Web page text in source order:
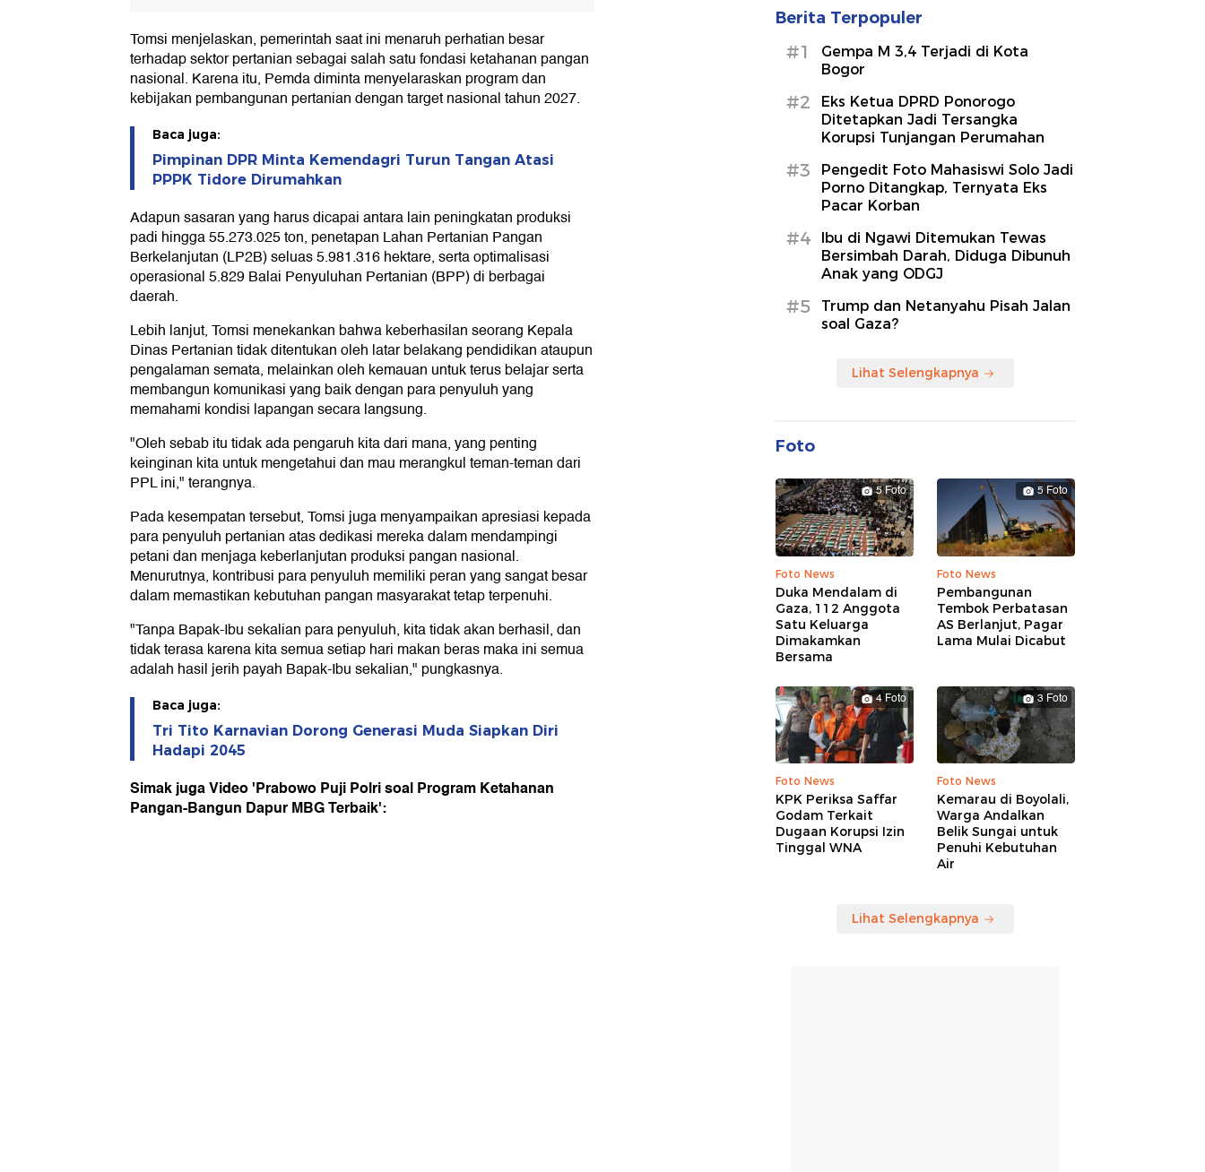
Tomsi menjelaskan, pemerintah saat ini menaruh perhatian besar
terhadap sektor pertanian sebagai salah satu fondasi ketahanan pangan
nasional. Karena itu, Pemda diminta menyelaraskan program dan
kebijakan pembangunan pertanian dengan target nasional tahun 2027.
Baca juga:
Pimpinan DPR Minta Kemendagri Turun Tangan Atasi
PPPK Tidore Dirumahkan
Adapun sasaran yang harus dicapai antara lain peningkatan produksi
padi hingga 55.273.025 ton, penetapan Lahan Pertanian Pangan
Berkelanjutan (LP2B) seluas 5.981.316 hektare, serta optimalisasi
operasional 5.829 Balai Penyuluhan Pertanian (BPP) di berbagai
daerah.
Lebih lanjut, Tomsi menekankan bahwa keberhasilan seorang Kepala
Dinas Pertanian tidak ditentukan oleh latar belakang pendidikan ataupun
pengalaman semata, melainkan oleh kemauan untuk terus belajar serta
membangun komunikasi yang baik dengan para penyuluh yang
memahami kondisi lapangan secara langsung.
"Oleh sebab itu tidak ada pengaruh kita dari mana, yang penting
keinginan kita untuk mengetahui dan mau merangkul teman-teman dari
PPL ini," terangnya.
Pada kesempatan tersebut, Tomsi juga menyampaikan apresiasi kepada
para penyuluh pertanian atas dedikasi mereka dalam mendampingi
petani dan menjaga keberlanjutan produksi pangan nasional.
Menurutnya, kontribusi para penyuluh memiliki peran yang sangat besar
dalam memastikan kebutuhan pangan masyarakat tetap terpenuhi.
"Tanpa Bapak-Ibu sekalian para penyuluh, kita tidak akan berhasil, dan
tidak terasa karena kita semua setiap hari makan beras maka ini semua
adalah hasil jerih payah Bapak-Ibu sekalian," pungkasnya.
Baca juga:
Tri Tito Karnavian Dorong Generasi Muda Siapkan Diri
Hadapi 2045
Simak juga Video 'Prabowo Puji Polri soal Program Ketahanan
Pangan-Bangun Dapur MBG Terbaik':
Berita Terpopuler
#1
Gempa M 3,4 Terjadi di Kota
Bogor
#2
Eks Ketua DPRD Ponorogo
Ditetapkan Jadi Tersangka
Korupsi Tunjangan Perumahan
#3
Pengedit Foto Mahasiswi Solo Jadi
Porno Ditangkap, Ternyata Eks
Pacar Korban
#4
Ibu di Ngawi Ditemukan Tewas
Bersimbah Darah, Diduga Dibunuh
Anak yang ODGJ
#5
Trump dan Netanyahu Pisah Jalan
soal Gaza?
Lihat Selengkapnya
Foto
5 Foto
Foto News
Duka Mendalam di
Gaza, 112 Anggota
Satu Keluarga
Dimakamkan
Bersama
5 Foto
Foto News
Pembangunan
Tembok Perbatasan
AS Berlanjut, Pagar
Lama Mulai Dicabut
4 Foto
Foto News
KPK Periksa Saffar
Godam Terkait
Dugaan Korupsi Izin
Tinggal WNA
3 Foto
Foto News
Kemarau di Boyolali,
Warga Andalkan
Belik Sungai untuk
Penuhi Kebutuhan
Air
Lihat Selengkapnya